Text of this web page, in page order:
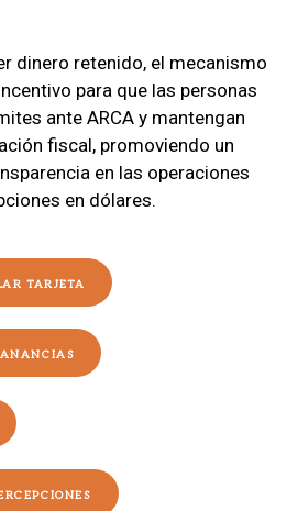
dinero retenido, el mecanismo
para que las personas
ante ARCA y mantengan
fiscal, promoviendo un
en las operaciones
en dólares.
TARJETA